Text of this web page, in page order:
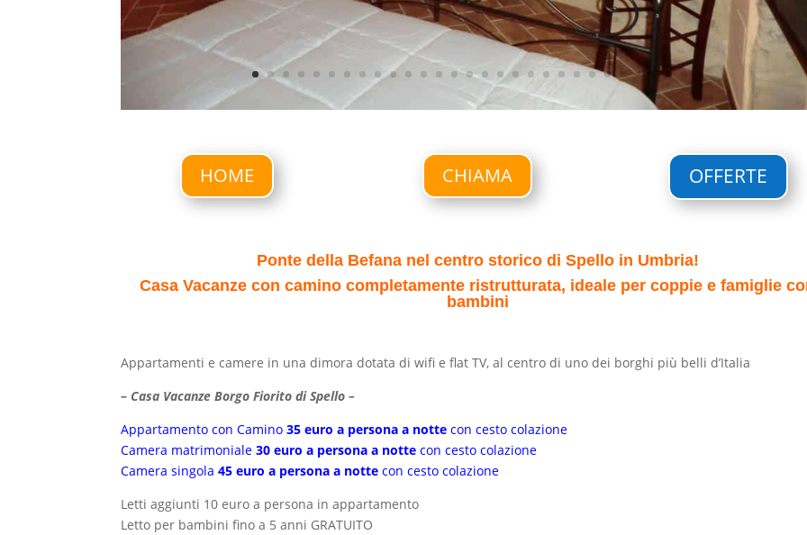
HOME CHIAMA OFFERTE
Ponte della Befana nel centro storico di Spello in Umbria!
Casa Vacanze con camino completamente ristrutturata, ideale per coppie e famiglie
bambini
Appartamenti e camere in una dimora dotata di wifi e flat TV, al centro di uno dei borghi più belli d’Italia
– Casa Vacanze Borgo Fiorito di Spello –
Appartamento con Camino35 euro a persona a notte con cesto colazione
Camera matrimoniale30 euro a persona a notte con cesto colazione
Camera singola45 euro a persona a notte con cesto colazione
Letti aggiunti 10 euro a persona in appartamento
Letto per bambini fino a 5 anni GRATUITO